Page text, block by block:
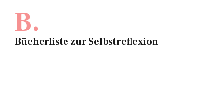
B.
Bücherliste zur Selbstreflexion